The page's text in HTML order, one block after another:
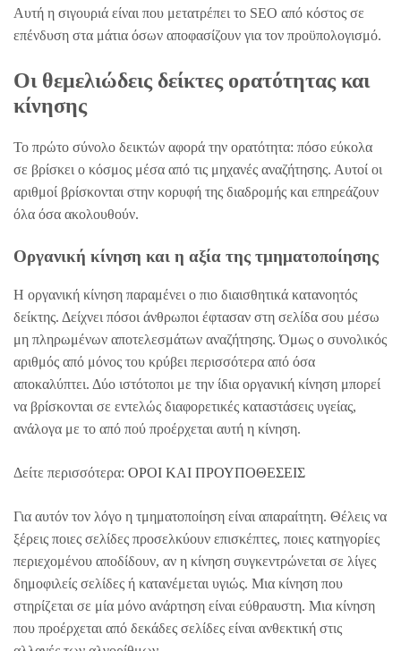
Αυτή η σιγουριά είναι που μετατρέπει το SEO από κόστος σε
επένδυση στα μάτια όσων αποφασίζουν για τον προϋπολογισμό.
Οι θεμελιώδεις δείκτες ορατότητας και
κίνησης
Το πρώτο σύνολο δεικτών αφορά την ορατότητα: πόσο εύκολα
σε βρίσκει ο κόσμος μέσα από τις μηχανές αναζήτησης. Αυτοί οι
αριθμοί βρίσκονται στην κορυφή της διαδρομής και επηρεάζουν
όλα όσα ακολουθούν.
Οργανική κίνηση και η αξία της τμηματοποίησης
Η οργανική κίνηση παραμένει ο πιο διαισθητικά κατανοητός
δείκτης. Δείχνει πόσοι άνθρωποι έφτασαν στη σελίδα σου μέσω
μη πληρωμένων αποτελεσμάτων αναζήτησης. Όμως ο συνολικός
αριθμός από μόνος του κρύβει περισσότερα από όσα
αποκαλύπτει. Δύο ιστότοποι με την ίδια οργανική κίνηση μπορεί
να βρίσκονται σε εντελώς διαφορετικές καταστάσεις υγείας,
ανάλογα με το από πού προέρχεται αυτή η κίνηση.
Δείτε περισσότερα: ΟΡΟΙ ΚΑΙ ΠΡΟΥΠΟΘΕΣΕΙΣ
Για αυτόν τον λόγο η τμηματοποίηση είναι απαραίτητη. Θέλεις να
ξέρεις ποιες σελίδες προσελκύουν επισκέπτες, ποιες κατηγορίες
περιεχομένου αποδίδουν, αν η κίνηση συγκεντρώνεται σε λίγες
δημοφιλείς σελίδες ή κατανέμεται υγιώς. Μια κίνηση που
στηρίζεται σε μία μόνο ανάρτηση είναι εύθραυστη. Μια κίνηση
που προέρχεται από δεκάδες σελίδες είναι ανθεκτική στις